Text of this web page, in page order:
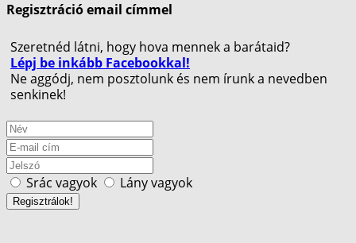
Regisztráció email címmel
Szeretnéd látni, hogy hova mennek a barátaid?
Lépj be inkább Facebookkal!
Ne aggódj, nem posztolunk és nem írunk a nevedben
senkinek!
Srác vagyok Lány vagyok
Regisztrálok!